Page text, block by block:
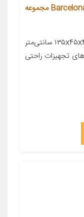
پشتی صندلی خودرو مدل Soccer کد Barcelona مجموعه
معرفی محصول جزئیات محصول ابعاد ۱۳۵x۴۵x۴ سانتی‌متر
تجهیزات راحتی